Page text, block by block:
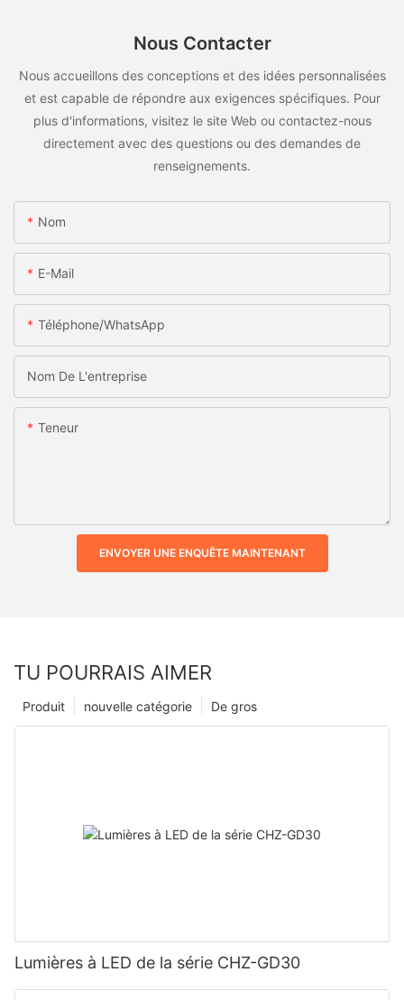
Nous Contacter
Nous accueillons des conceptions et des idées personnalisées
et est capable de répondre aux exigences spécifiques. Pour
plus d'informations, visitez le site Web ou contactez-nous
directement avec des questions ou des demandes de
renseignements.
Nom
E-Mail
Téléphone/WhatsApp
Nom De L'entreprise
Teneur
ENVOYER UNE ENQUÊTE MAINTENANT
TU POURRAIS AIMER
De gros
nouvelle catégorie
Produit
Lumières à LED de la série CHZ-GD30